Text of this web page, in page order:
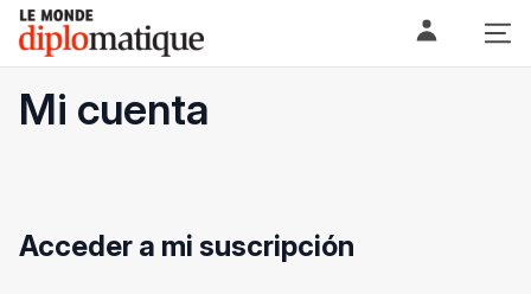
Skip
content
Le monde diplomatique
Mi cuenta
Acceder a mi suscripción